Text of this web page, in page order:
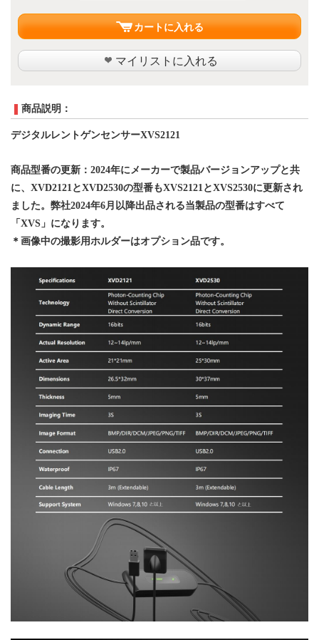
カートに入れる
マイリストに入れる
商品説明：
デジタルレントゲンセンサーXVS2121
商品型番の更新：2024年にメーカーで製品バージョンアップと共
に、XVD2121とXVD2530の型番もXVS2121とXVS2530に更新され
ました。弊社2024年6月以降出品される当製品の型番はすべて
「XVS」になります。
＊画像中の撮影用ホルダーはオプション品です。